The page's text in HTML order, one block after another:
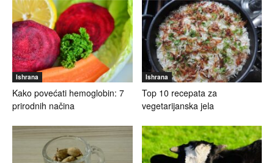
Ishrana
Kako povećati hemoglobin: 7
prirodnih načina
Ishrana
Top 10 recepata za
vegetarijanska jela